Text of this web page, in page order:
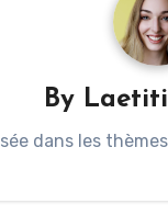
By
dans les